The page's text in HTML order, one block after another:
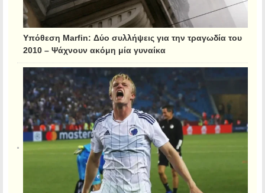
Υπόθεση Marfin: Δύο συλλήψεις για την τραγωδία του
2010 – Ψάχνουν ακόμη μία γυναίκα